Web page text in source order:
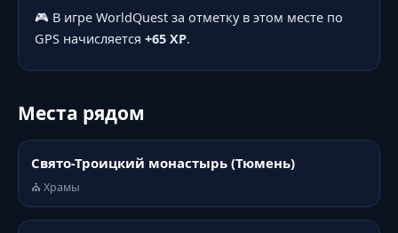
🎮 В игре WorldQuest за отметку в этом месте по
GPS начисляется +65 XP.
Места рядом
Свято-Троицкий монастырь (Тюмень)
⛪ Храмы